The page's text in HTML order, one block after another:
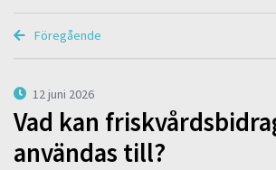
Föregående
12 juni 2026
Vad kan
användas till?